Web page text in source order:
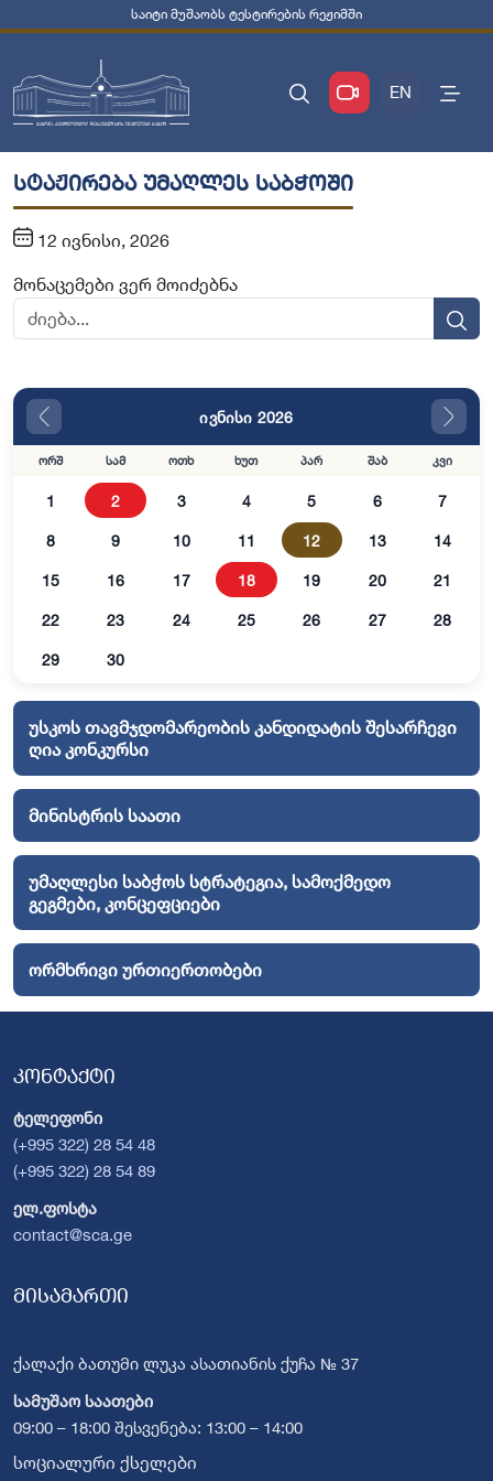
საიტი მუშაობს ტესტირების რეჟიმში
EN
სტაჟირება უმაღლეს საბჭოში
12 ივნისი, 2026
მონაცემები ვერ მოიძებნა
ივნისი 2026
ორშ სამ ოთხ ხუთ პარ შაბ კვი
1 2 3 4 5 6 7
8 9 10 11 12 13 14
15 16 17 18 19 20 21
22 23 24 25 26 27 28
29 30
უსკოს თავმჯდომარეობის კანდიდატის შესარჩევი
ღია კონკურსი
მინისტრის საათი
უმაღლესი საბჭოს სტრატეგია, სამოქმედო
გეგმები, კონცეფციები
ორმხრივი ურთიერთობები
კონტაქტი
ტელეფონი
(+995 322) 28 54 48
(+995 322) 28 54 89
ელ.ფოსტა
contact@sca.ge
მისამართი
ქალაქი ბათუმი ლუკა ასათიანის ქუჩა № 37
სამუშაო საათები
09:00 – 18:00 შესვენება: 13:00 – 14:00
სოციალური ქსელები